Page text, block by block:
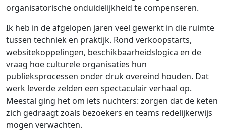
organisatorische onduidelijkheid te compenseren.
Ik heb in de afgelopen jaren veel gewerkt in die ruimte
tussen techniek en praktijk. Rond verkoopstarts,
websitekoppelingen, beschikbaarheidslogica en de
vraag hoe culturele organisaties hun
publieksprocessen onder druk overeind houden. Dat
werk leverde zelden een spectaculair verhaal op.
Meestal ging het om iets nuchters: zorgen dat de keten
zich gedraagt zoals bezoekers en teams redelijkerwijs
mogen verwachten.